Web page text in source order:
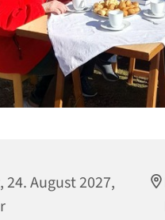
24. August 2027,